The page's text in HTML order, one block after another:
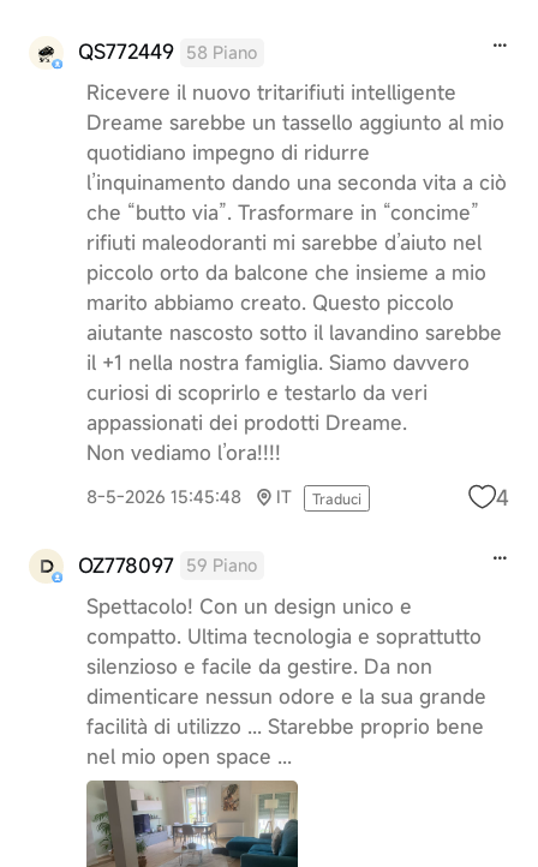
QS772449 58 Piano
Ricevere il nuovo tritarifiuti intelligente
Dreame sarebbe un tassello aggiunto al mio
quotidiano impegno di ridurre
l’inquinamento dando una seconda vita a ciò
che “butto via”. Trasformare in “concime”
rifiuti maleodoranti mi sarebbe d’aiuto nel
piccolo orto da balcone che insieme a mio
marito abbiamo creato. Questo piccolo
aiutante nascosto sotto il lavandino sarebbe
il +1 nella nostra famiglia. Siamo davvero
curiosi di scoprirlo e testarlo da veri
appassionati dei prodotti Dreame.
Non vediamo l’ora!!!!
8-5-2026 15:45:48 IT Traduci 4
OZ778097 59 Piano
Spettacolo! Con un design unico e
compatto. Ultima tecnologia e soprattutto
silenzioso e facile da gestire. Da non
dimenticare nessun odore e la sua grande
facilità di utilizzo ... Starebbe proprio bene
nel mio open space ...